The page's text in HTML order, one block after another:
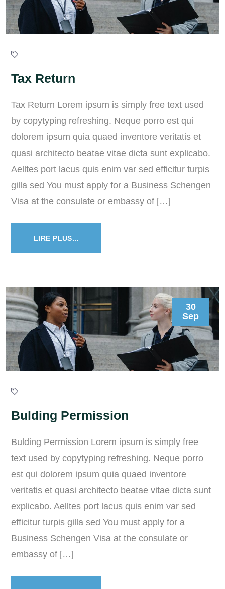
Tax Return
Tax Return Lorem ipsum is simply free text used
by copytyping refreshing. Neque porro est qui
dolorem ipsum quia quaed inventore veritatis et
quasi architecto beatae vitae dicta sunt explicabo.
Aelltes port lacus quis enim var sed efficitur turpis
gilla sed You must apply for a Business Schengen
Visa at the consulate or embassy of […]
LIRE PLUS...
30
Sep
Bulding Permission
Bulding Permission Lorem ipsum is simply free
text used by copytyping refreshing. Neque porro
est qui dolorem ipsum quia quaed inventore
veritatis et quasi architecto beatae vitae dicta sunt
explicabo. Aelltes port lacus quis enim var sed
efficitur turpis gilla sed You must apply for a
Business Schengen Visa at the consulate or
embassy of […]